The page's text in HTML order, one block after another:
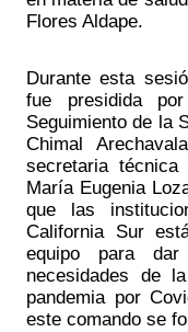
Flores Aldape.
Durante esta
fue presidida
Seguimiento de la
Chimal
secretaria
María Eugenia
que las
California Sur
equipo para
necesidades de
pandemia por
este comando se